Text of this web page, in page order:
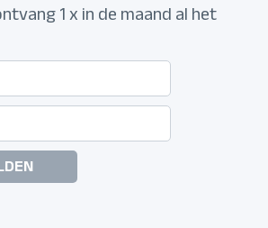
1 x in de maand al het